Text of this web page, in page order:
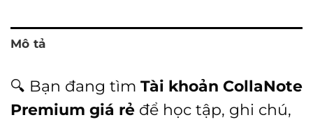
Mô tả
🔍 Bạn đang tìm Tài khoản CollaNote
Premium giá rẻ để học tập, ghi chú,